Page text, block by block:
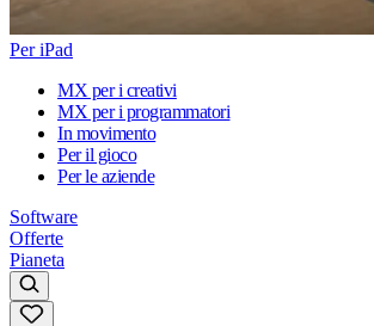
Per iPad
MX per i creativi
MX per i programmatori
In movimento
Per il gioco
Per le aziende
Software
Offerte
Pianeta